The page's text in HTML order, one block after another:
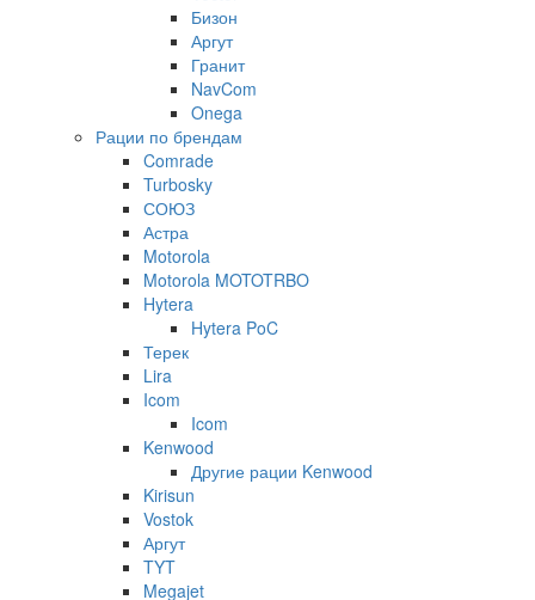
Бизон
Аргут
Гранит
NavCom
Onega
Рации по брендам
Comrade
Turbosky
СОЮЗ
Астра
Motorola
Motorola MOTOTRBO
Hytera
Hytera PoC
Терек
Lira
Icom
Icom
Kenwood
Другие рации Kenwood
Kirisun
Vostok
Аргут
TYT
Megajet